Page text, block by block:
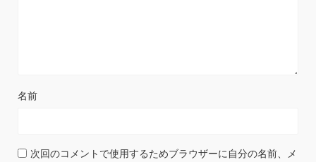
名前
次回のコメントで使用するためブラウザーに自分の名前、メ